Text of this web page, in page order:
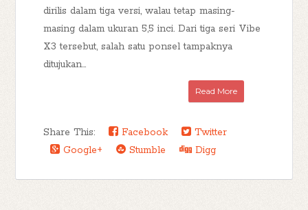
dirilis dalam tiga versi, walau tetap masing-
masing dalam ukuran 5,5 inci. Dari tiga seri Vibe
X3 tersebut, salah satu ponsel tampaknya
ditujukan...
Read More
Share This: Facebook
Twitter
Google+
Stumble Digg